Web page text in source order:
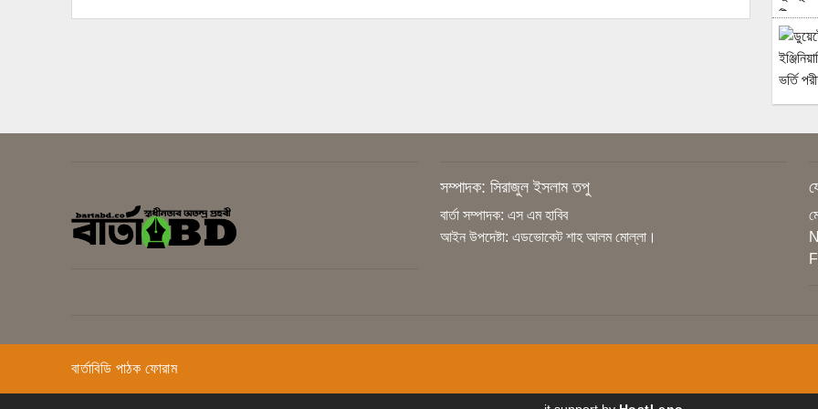
সম্পাদক: সিরাজুল ইসলাম তপু
বার্তা সম্পাদক: এস এম হাবিব
আইন উপদেষ্টা: এডভোকেট শাহ আলম মোল্লা।
বার্তাবিডি পাঠক ফোরাম